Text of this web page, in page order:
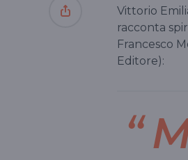
Vittorio
racconta
Francesco
Editore):